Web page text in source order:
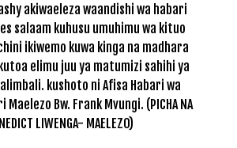
akiwaeleza waandishi wa habari
salaam kuhusu umuhimu wa kituo
ikiwemo kuwa kinga na madhara
elimu juu ya matumizi sahihi ya
kushoto ni Afisa Habari wa
Maelezo Bw. Frank Mvungi. (PICHA NA
LIWENGA- MAELEZO)